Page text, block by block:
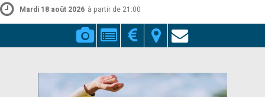
Mardi 18 août 2026 à partir de 21:00